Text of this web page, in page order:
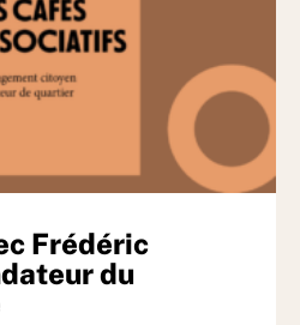
Frédéric
du